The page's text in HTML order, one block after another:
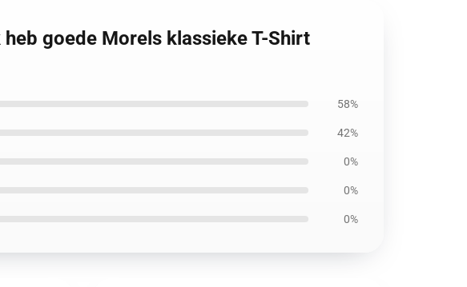
goede Morels klassieke T-Shirt
58%
42%
0%
0%
0%